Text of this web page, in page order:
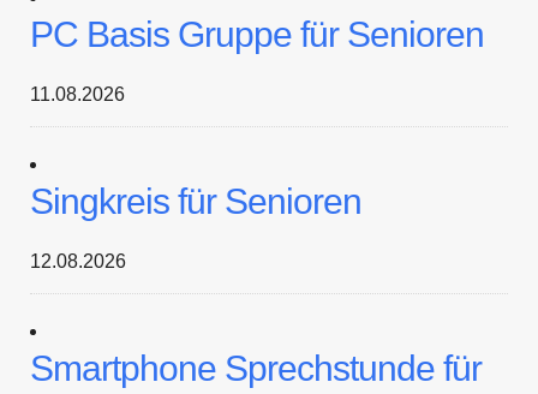
PC Basis Gruppe für Senioren
11.08.2026
Singkreis für Senioren
12.08.2026
Smartphone Sprechstunde für